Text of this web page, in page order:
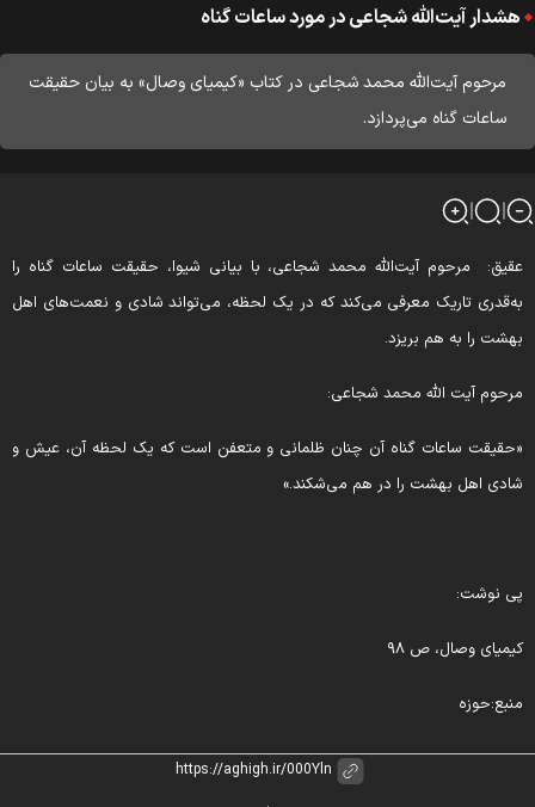
هشدار آیت‌الله شجاعی در مورد ساعات گناه
مرحوم آیت‌الله محمد شجاعی در کتاب «کیمیای وصال» به بیان حقیقت
ساعات گناه می‌پردازد.
عقیق: مرحوم آیت‌الله محمد شجاعی، با بیانی شیوا، حقیقت ساعات گناه را
به‌قدری تاریک معرفی می‌کند که در یک لحظه، می‌تواند شادی و نعمت‌های اهل
بهشت را به هم بریزد.
مرحوم آیت الله محمد شجاعی:
«حقیقت ساعات گناه آن چنان ظلمانی و متعفن است که یک لحظه آن، عیش و
شادی اهل بهشت را در هم می‌شکند.»
پی نوشت:
کیمیای وصال، ص ۹۸
منبع:حوزه